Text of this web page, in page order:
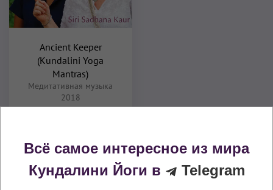
Ancient Keeper
(Kundalini Yoga
Mantras)
Медитативная музыка
2018
Всё самое интересное из мира
Кундалини Йоги в
Telegram